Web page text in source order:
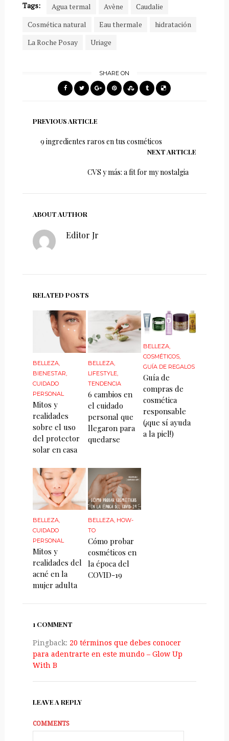
Tags: Agua termal Avène
Caudalie
Cosmética natural
Eau thermale
hidratación
La Roche Posay
Uriage
SHARE ON
PREVIOUS ARTICLE
9 ingredientes raros en tus cosméticos
NEXT ARTICLE
CVS y más: a fit for my nostalgia
ABOUT AUTHOR
Editor Jr
RELATED POSTS
BELLEZA,
BIENESTAR
CUIDADO
PERSONAL
Mitos y
realidades
sobre el uso
del protector
solar en casa
BELLEZA
LIFESTYLE
TENDENCIA
6 cambios en
el cuidado
personal que
llegaron para
quedarse
BELLEZA
COSMÉTICOS
GUÍA DE REGALOS
Guía de
compras de
cosmética
responsable
(¡que sí ayuda
a la piel!)
BELLEZA,
CUIDADO
PERSONAL
Mitos y
realidades del
acné en la
mujer adulta
BELLEZA, HOW-
TO
Cómo probar
cosméticos en
la época del
COVID-19
1 COMMENT
Pingback: 20 términos que debes conocer
para adentrarte en este mundo – Glow Up
With B
LEAVE A REPLY
COMMENTS